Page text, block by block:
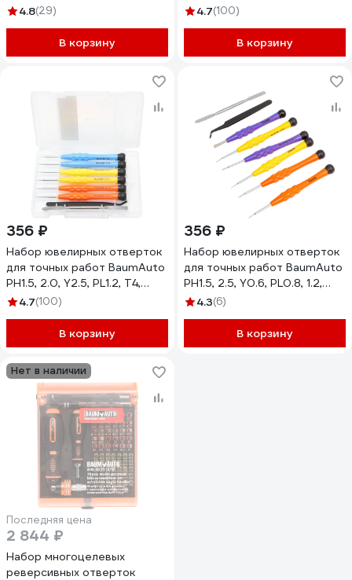
битодержателями и
работ t, th, h, sl, ph, pz, спец.
биты, hex 5-13 мм, в футляре,
4.8(29)
В корзину
1.2, T2, T5, 9 предметов в
3031319(15704)
4.7(100)
В корзину
356 ₽
Набор ювелирных отверток
для точных работ BaumAuto
PH1.5, 2.0, Y2.5, PL1.2, T4,
T5.5, 8 предметов в
303138(15705)
4.7(100)
В корзину
356 ₽
Набор ювелирных отверток
для точных работ BaumAuto
PH1.5, 2.5, Y0.6, PL0.8, 1.2,
HEX2.5 с держателем бит
футляре BM-303158(15722)
4.3(6)
В корзину
Нет в наличии
Последняя цена
2 844 ₽
Набор многоцелевых
реверсивных отверток